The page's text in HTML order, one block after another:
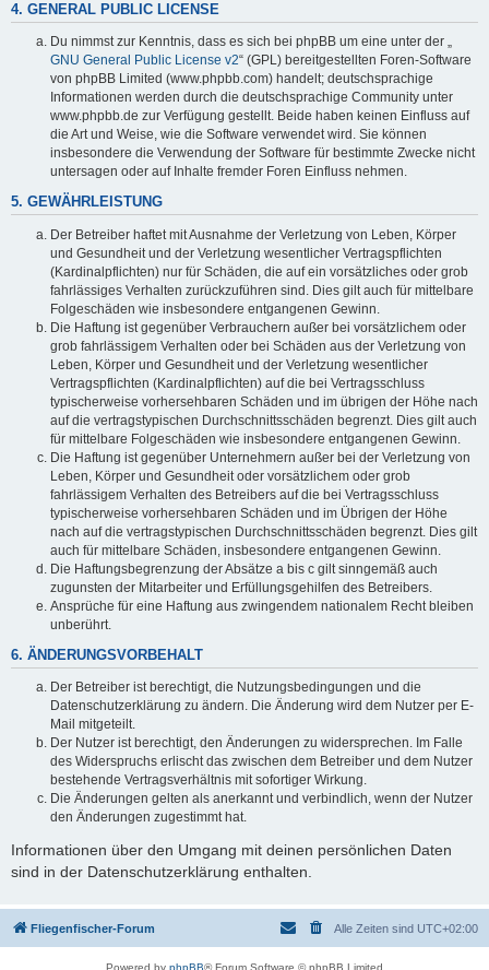
4. GENERAL PUBLIC LICENSE
Du nimmst zur Kenntnis, dass es sich bei phpBB um eine unter der „
GNU General Public License v2“ (GPL) bereitgestellten Foren-Software
von phpBB Limited (www.phpbb.com) handelt; deutschsprachige
Informationen werden durch die deutschsprachige Community unter
www.phpbb.de zur Verfügung gestellt. Beide haben keinen Einfluss auf
die Art und Weise, wie die Software verwendet wird. Sie können
insbesondere die Verwendung der Software für bestimmte Zwecke nicht
untersagen oder auf Inhalte fremder Foren Einfluss nehmen.
5. GEWÄHRLEISTUNG
Der Betreiber haftet mit Ausnahme der Verletzung von Leben, Körper
und Gesundheit und der Verletzung wesentlicher Vertragspflichten
(Kardinalpflichten) nur für Schäden, die auf ein vorsätzliches oder grob
fahrlässiges Verhalten zurückzuführen sind. Dies gilt auch für mittelbare
Folgeschäden wie insbesondere entgangenen Gewinn.
Die Haftung ist gegenüber Verbrauchern außer bei vorsätzlichem oder
grob fahrlässigem Verhalten oder bei Schäden aus der Verletzung von
Leben, Körper und Gesundheit und der Verletzung wesentlicher
Vertragspflichten (Kardinalpflichten) auf die bei Vertragsschluss
typischerweise vorhersehbaren Schäden und im übrigen der Höhe nach
auf die vertragstypischen Durchschnittsschäden begrenzt. Dies gilt auch
für mittelbare Folgeschäden wie insbesondere entgangenen Gewinn.
Die Haftung ist gegenüber Unternehmern außer bei der Verletzung von
Leben, Körper und Gesundheit oder vorsätzlichem oder grob
fahrlässigem Verhalten des Betreibers auf die bei Vertragsschluss
typischerweise vorhersehbaren Schäden und im Übrigen der Höhe
nach auf die vertragstypischen Durchschnittsschäden begrenzt. Dies gilt
auch für mittelbare Schäden, insbesondere entgangenen Gewinn.
Die Haftungsbegrenzung der Absätze a bis c gilt sinngemäß auch
zugunsten der Mitarbeiter und Erfüllungsgehilfen des Betreibers.
Ansprüche für eine Haftung aus zwingendem nationalem Recht bleiben
unberührt.
6. ÄNDERUNGSVORBEHALT
Der Betreiber ist berechtigt, die Nutzungsbedingungen und die
Datenschutzerklärung zu ändern. Die Änderung wird dem Nutzer per E-
Mail mitgeteilt.
Der Nutzer ist berechtigt, den Änderungen zu widersprechen. Im Falle
des Widerspruchs erlischt das zwischen dem Betreiber und dem Nutzer
bestehende Vertragsverhältnis mit sofortiger Wirkung.
Die Änderungen gelten als anerkannt und verbindlich, wenn der Nutzer
den Änderungen zugestimmt hat.
Informationen über den Umgang mit deinen persönlichen Daten
sind in der Datenschutzerklärung enthalten.
Fliegenfischer-Forum Alle Zeiten sind UTC+02:00